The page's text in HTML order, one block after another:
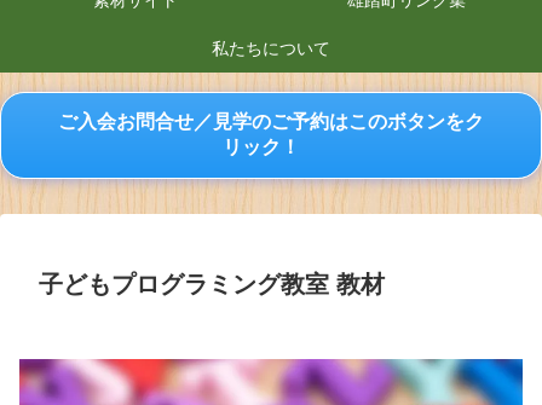
私たちについて
ご入会お問合せ／見学のご予約はこのボタンをク
リック！
子どもプログラミング教室 教材